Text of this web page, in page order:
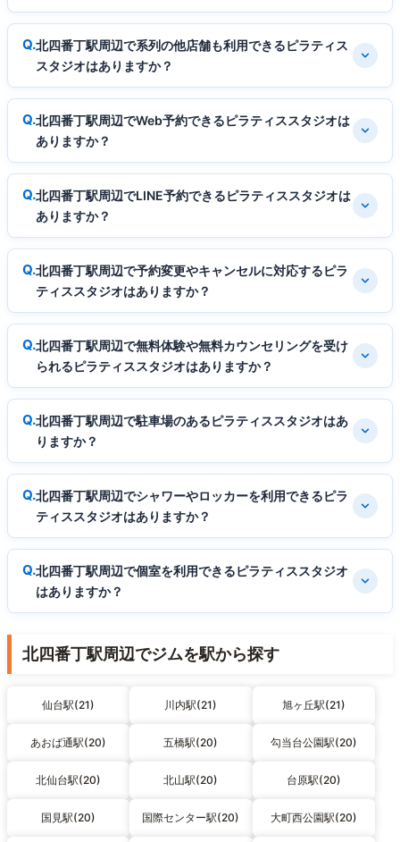
北四番丁駅周辺で系列の他店舗も利用できるピラティス
スタジオはありますか？
北四番丁駅周辺でWeb予約できるピラティススタジオは
ありますか？
北四番丁駅周辺でLINE予約できるピラティススタジオは
ありますか？
北四番丁駅周辺で予約変更やキャンセルに対応するピラ
ティススタジオはありますか？
北四番丁駅周辺で無料体験や無料カウンセリングを受け
られるピラティススタジオはありますか？
北四番丁駅周辺で駐車場のあるピラティススタジオはあ
りますか？
北四番丁駅周辺でシャワーやロッカーを利用できるピラ
ティススタジオはありますか？
北四番丁駅周辺で個室を利用できるピラティススタジオ
はありますか？
北四番丁駅周辺でジムを駅から探す
仙台駅(21) 川内駅(21) 旭ヶ丘駅(21)
あおば通駅(20) 五橋駅(20) 勾当台公園駅(20)
北仙台駅(20) 北山駅(20) 台原駅(20)
国見駅(20) 国際センター駅(20) 大町西公園駅(20)